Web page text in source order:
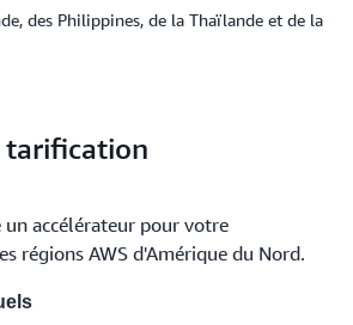
0,029 USD/Go 0,029 USD/Go
Europe, Israel, &
Asia Pacific*
0,038 USD/Go
des Philippines, de la Thaïlande et de la
tarification
un accélérateur pour votre
régions AWS d'Amérique du Nord.